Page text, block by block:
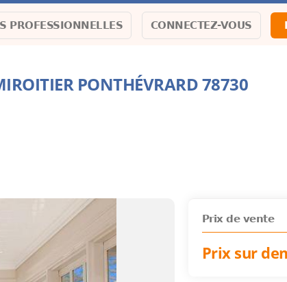
PROFESSIONNELLES CONNECTEZ-VOUS
PONTHÉVRARD 78730
Prix de vente
Prix sur